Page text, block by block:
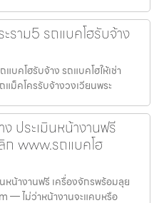
ราม5 รถแบคโฮรับจ้าง
บคโฮรับจ้าง รถแบคโฮให้เช่า
ม็คโครรับจ้างวงเวียนพระ
ประเมินหน้างานฟรี
ก www.รถแบคโฮ
หน้างานฟรี เครื่องจักรพร้อมลุย
— ไม่ว่าหน้างานจะแคบหรือ